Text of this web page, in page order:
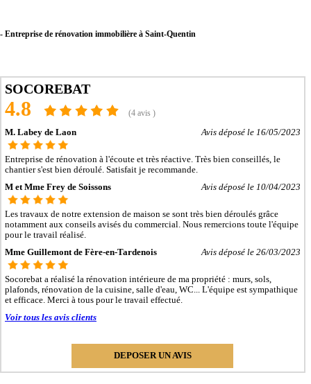
- Entreprise de rénovation immobilière à Saint-Quentin
- Entreprise de rénovation immobilière à Tergnier
- Entreprise de rénovation immobilière à Chauny
- Entreprise de rénovation immobilière à Villers-Cotterêts
- Entreprise de rénovation immobilière à Hirson
- Entreprise de rénovation immobilière à Bohain-en-Vermandois
- Entreprise de rénovation immobilière à Gauchy
- Entreprise de rénovation immobilière à Guise
- Entreprise de rénovation immobilière à Belleu
- Entreprise de rénovation immobilière à Saint-Michel
- Entreprise de rénovation immobilière à Fère-en-Tardenois
- Entreprise de rénovation immobilière à La Fère
- Entreprise de rénovation immobilière à Fresnoy-le-Grand
- Entreprise de rénovation immobilière à Le Nouvion-en-Thiérache
- Entreprise de rénovation immobilière à Vervins
- Entreprise de rénovation immobilière à Charly-sur-Marne
- Entreprise de rénovation immobilière à Beautor
- Entreprise de rénovation immobilière à Essômes-sur-Marne
- Entreprise de rénovation immobilière à Marle
- Entreprise de rénovation immobilière à Villeneuve-Saint-Germain
- Entreprise de rénovation immobilière à Athies-sous-Laon
- Entreprise de rénovation immobilière à Sinceny
- Entreprise de rénovation immobilière à Guignicourt
SOCOREBAT
4.8
(4 avis )
M. Labey de Laon
Avis déposé le 16/05/2023
Entreprise de rénovation à l'écoute et très réactive. Très bien conseillés, le
chantier s'est bien déroulé. Satisfait je recommande.
M et Mme Frey de Soissons
Avis déposé le 10/04/2023
Les travaux de notre extension de maison se sont très bien déroulés grâce
notamment aux conseils avisés du commercial. Nous remercions toute l'équipe
pour le travail réalisé.
Mme Guillemont de Fère-en-Tardenois
Avis déposé le 26/03/2023
Socorebat a réalisé la rénovation intérieure de ma propriété : murs, sols,
plafonds, rénovation de la cuisine, salle d'eau, WC... L'équipe est sympathique
et efficace. Merci à tous pour le travail effectué.
Voir tous les avis clients
DEPOSER UN AVIS